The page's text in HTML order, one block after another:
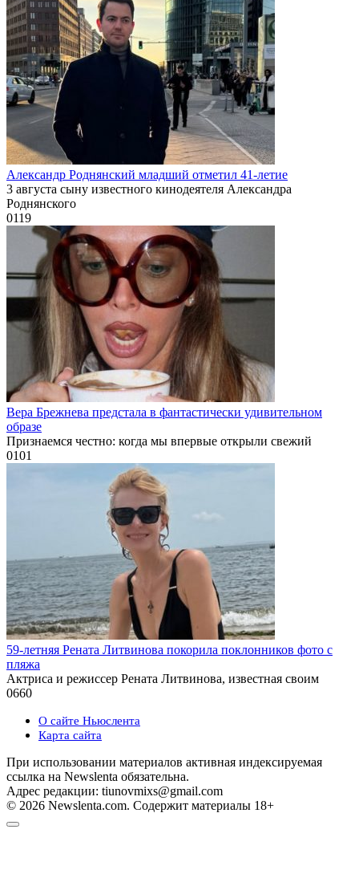
Александр Роднянский младший отметил 41-летие
3 августа сыну известного кинодеятеля Александра
Роднянского
0119
Вера Брежнева предстала в фантастически удивительном
образе
Признаемся честно: когда мы впервые открыли свежий
0101
59-летняя Рената Литвинова покорила поклонников фото с
пляжа
Актриса и режиссер Рената Литвинова, известная своим
0660
О сайте Ньюслента
Карта сайта
При использовании материалов активная индексируемая
ссылка на Newslenta обязательна.
Адрес редакции: tiunovmixs@gmail.com
© 2026 Newslenta.com. Содержит материалы 18+